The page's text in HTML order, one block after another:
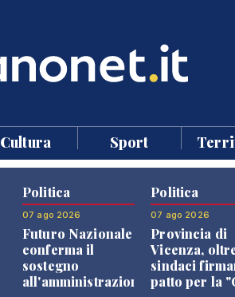
Cultura Sport
Politica
07 ago 2026
Futuro Nazionale
conferma il
sostegno
all'amministrazione
Politica
07 ago 2026
Provincia di
Vicenza,
sindaci
patto per la